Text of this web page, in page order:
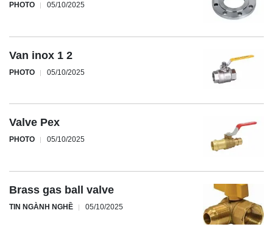
PHOTO 05/10/2025
Van inox 1 2
PHOTO 05/10/2025
Valve Pex
PHOTO 05/10/2025
Brass gas ball valve
TIN NGÀNH NGHỀ 05/10/2025